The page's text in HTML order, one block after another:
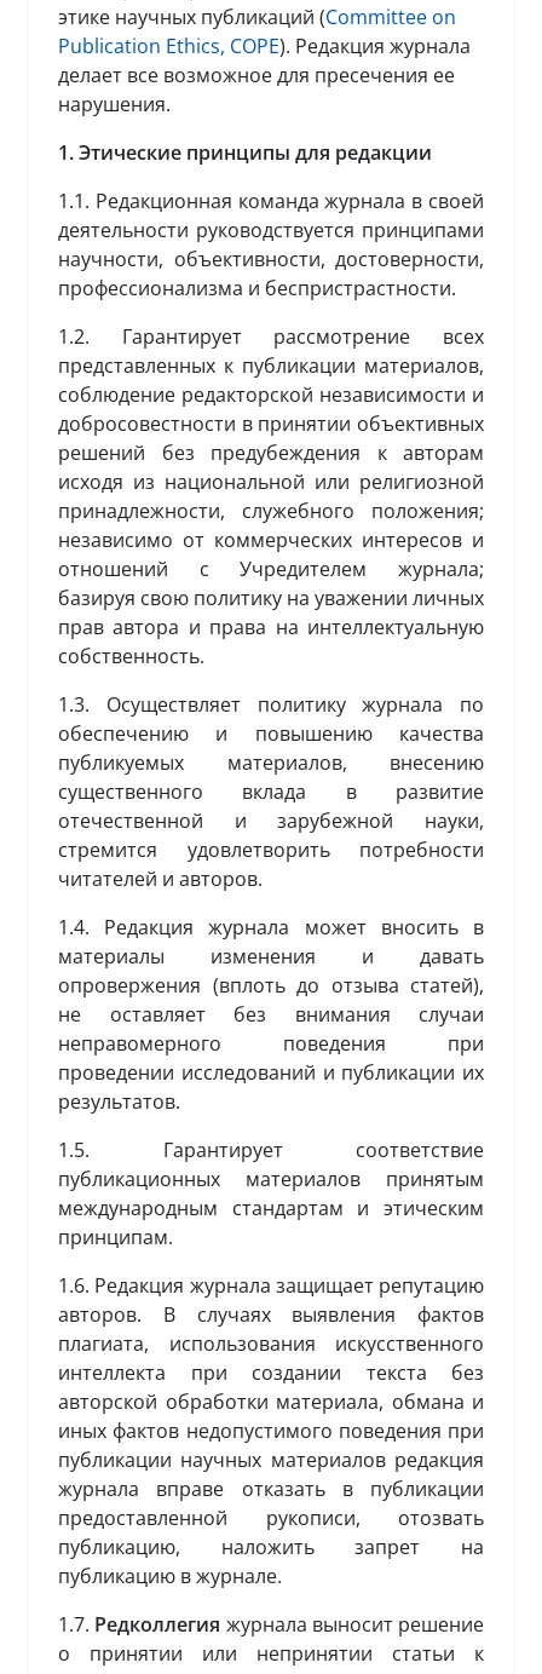
этике научных публикаций (Committee on
Publication Ethics, COPE). Редакция журнала
делает все возможное для пресечения ее
нарушения.
1. Этические принципы для редакции
1.1. Редакционная команда журнала в своей
деятельности руководствуется принципами
научности, объективности, достоверности,
профессионализма и беспристрастности.
1.2. Гарантирует рассмотрение всех
представленных к публикации материалов,
соблюдение редакторской независимости и
добросовестности в принятии объективных
решений без предубеждения к авторам
исходя из национальной или религиозной
принадлежности, служебного положения;
независимо от коммерческих интересов и
отношений с Учредителем журнала;
базируя свою политику на уважении личных
прав автора и права на интеллектуальную
собственность.
1.3. Осуществляет политику журнала по
обеспечению и повышению качества
публикуемых материалов, внесению
существенного вклада в развитие
отечественной и зарубежной науки,
стремится удовлетворить потребности
читателей и авторов.
1.4. Редакция журнала может вносить в
материалы изменения и давать
опровержения (вплоть до отзыва статей),
не оставляет без внимания случаи
неправомерного поведения при
проведении исследований и публикации их
результатов.
1.5. Гарантирует соответствие
публикационных материалов принятым
международным стандартам и этическим
принципам.
1.6. Редакция журнала защищает репутацию
авторов. В случаях выявления фактов
плагиата, использования искусственного
интеллекта при создании текста без
авторской обработки материала, обмана и
иных фактов недопустимого поведения при
публикации научных материалов редакция
журнала вправе отказать в публикации
предоставленной рукописи, отозвать
публикацию, наложить запрет на
публикацию в журнале.
1.7. Редколлегия журнала выносит решение
о принятии или непринятии статьи к